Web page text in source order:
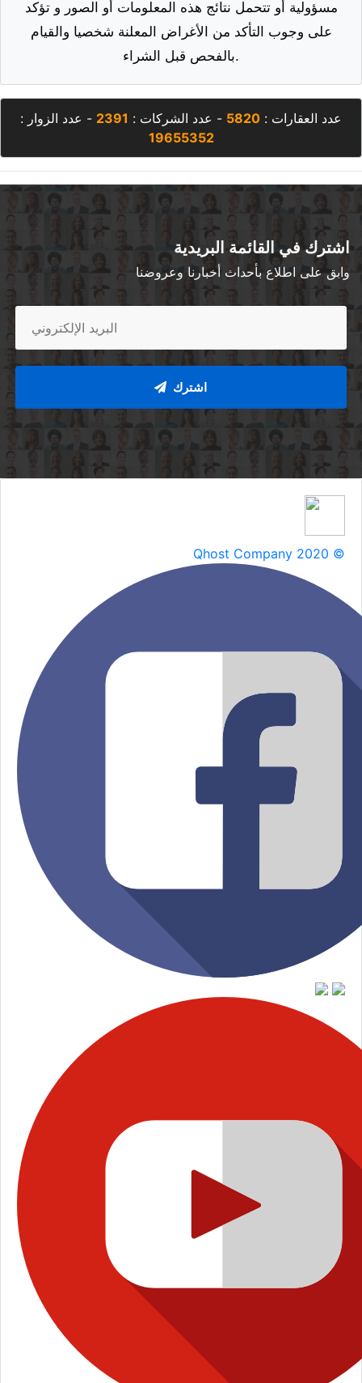
مسؤولية أو تتحمل نتائج هذه المعلومات أو الصور و تؤكد
على وجوب التأكد من الأغراض المعلنة شخصيا والقيام
بالفحص قبل الشراء.
عدد العقارات : 5820 - عدد الشركات : 2391 - عدد الزوار :
19655352
اشترك في القائمة البريدية
وابق على اطلاع بأحداث أخبارنا وعروضنا
اشترك
Qhost Company 2020 ©